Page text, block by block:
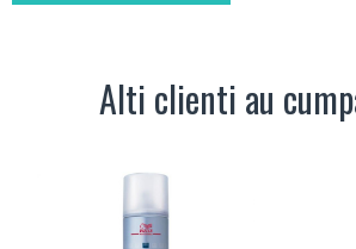
Alti clienti au